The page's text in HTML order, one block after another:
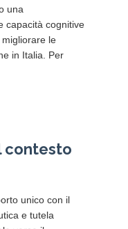
una
capacità cognitive
le
in Italia. Per
contesto
unico con il
e tutela